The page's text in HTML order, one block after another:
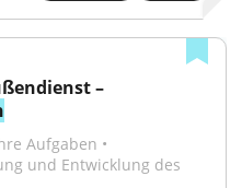
–
Aufgaben •
und Entwicklung des